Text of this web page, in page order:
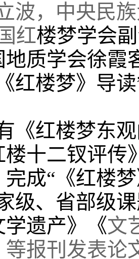
，中央民族
红楼梦学会
地质学会徐霞
红楼梦》导
红楼梦东观
楼十二钗评传
完成“《红楼
级、省部级
遗产》《文
等报刊发表论